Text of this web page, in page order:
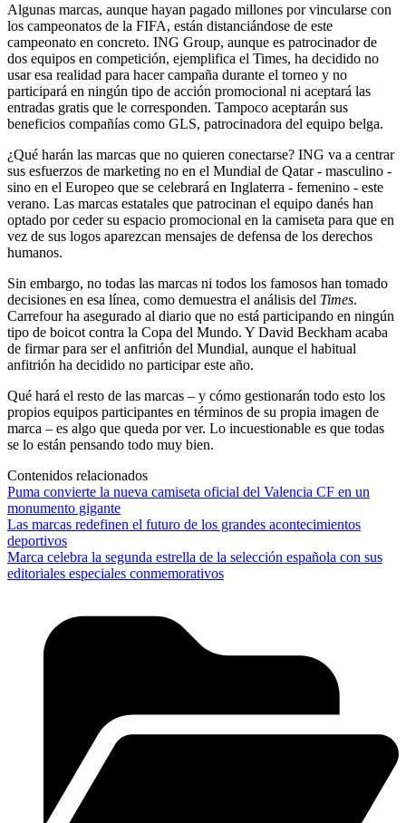
Algunas marcas, aunque hayan pagado millones por vincularse con
los campeonatos de la FIFA, están distanciándose de este
campeonato en concreto. ING Group, aunque es patrocinador de
dos equipos en competición, ejemplifica el Times, ha decidido no
usar esa realidad para hacer campaña durante el torneo y no
participará en ningún tipo de acción promocional ni aceptará las
entradas gratis que le corresponden. Tampoco aceptarán sus
beneficios compañías como GLS, patrocinadora del equipo belga.
¿Qué harán las marcas que no quieren conectarse? ING va a centrar
sus esfuerzos de marketing no en el Mundial de Qatar - masculino -
sino en el Europeo que se celebrará en Inglaterra - femenino - este
verano. Las marcas estatales que patrocinan el equipo danés han
optado por ceder su espacio promocional en la camiseta para que en
vez de sus logos aparezcan mensajes de defensa de los derechos
humanos.
Sin embargo, no todas las marcas ni todos los famosos han tomado
decisiones en esa línea, como demuestra el análisis del Times.
Carrefour ha asegurado al diario que no está participando en ningún
tipo de boicot contra la Copa del Mundo. Y David Beckham acaba
de firmar para ser el anfitrión del Mundial, aunque el habitual
anfitrión ha decidido no participar este año.
Qué hará el resto de las marcas – y cómo gestionarán todo esto los
propios equipos participantes en términos de su propia imagen de
marca – es algo que queda por ver. Lo incuestionable es que todas
se lo están pensando todo muy bien.
Contenidos relacionados
Puma convierte la nueva camiseta oficial del Valencia CF en un
monumento gigante
Las marcas redefinen el futuro de los grandes acontecimientos
deportivos
Marca celebra la segunda estrella de la selección española con sus
editoriales especiales conmemorativos